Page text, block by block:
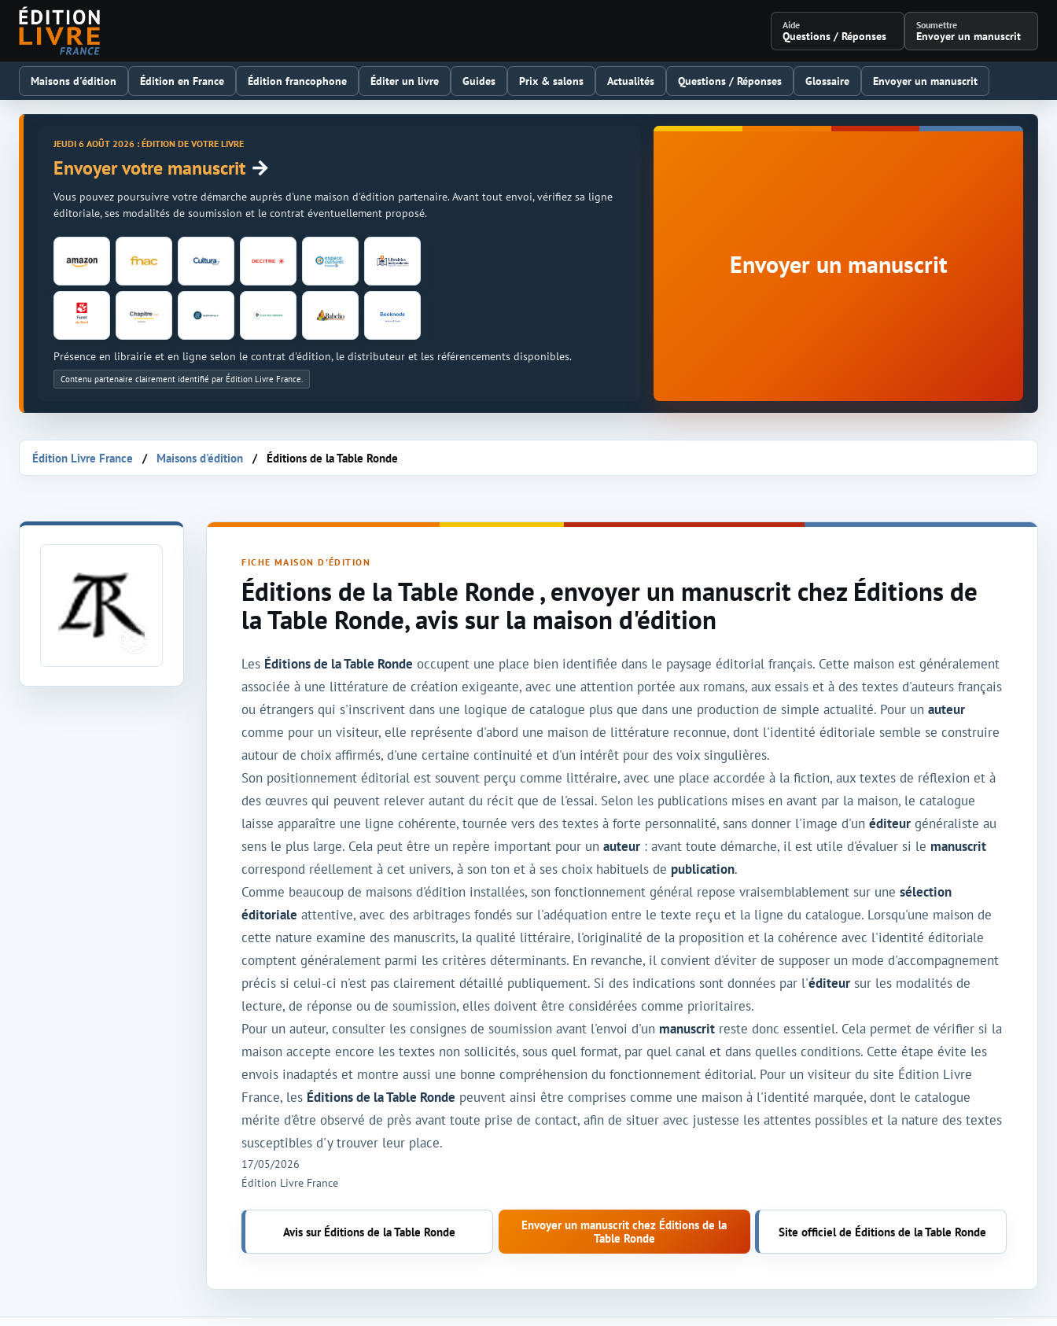
Aide
Questions / Réponses
Soumettre
Envoyer un manuscrit
Maisons d'édition Édition en France Édition francophone Éditer un livre Guides Prix & salons Actualités Questions / Réponses Glossaire Envoyer un manuscrit
JEUDI 6 AOÛT 2026 : ÉDITION DE VOTRE LIVRE
Envoyer votre manuscrit →
Vous pouvez poursuivre votre démarche auprès d'une maison d'édition partenaire. Avant tout envoi, vérifiez sa ligne
éditoriale, ses modalités de soumission et le contrat éventuellement proposé.
Présence en librairie et en ligne selon le contrat d'édition, le distributeur et les référencements disponibles.
Contenu partenaire clairement identifié par Édition Livre France.
Envoyer un manuscrit
Édition Livre France Maisons d'édition Éditions de la Table Ronde
Maison d'édition Éditions de la Table Ronde
FICHE MAISON D'ÉDITION
Éditions de la Table Ronde , envoyer un manuscrit chez Éditions de
la Table Ronde, avis sur la maison d'édition
Les Éditions de la Table Ronde occupent une place bien identifiée dans le paysage éditorial français. Cette maison est généralement
associée à une littérature de création exigeante, avec une attention portée aux romans, aux essais et à des textes d'auteurs français
ou étrangers qui s'inscrivent dans une logique de catalogue plus que dans une production de simple actualité. Pour unauteur
comme pour un visiteur, elle représente d'abord une maison de littérature reconnue, dont l'identité éditoriale semble se construire
autour de choix affirmés, d'une certaine continuité et d'un intérêt pour des voix singulières.
Son positionnement éditorial est souvent perçu comme littéraire, avec une place accordée à la fiction, aux textes de réflexion et à
des œuvres qui peuvent relever autant du récit que de l'essai. Selon les publications mises en avant par la maison, le catalogue
laisse apparaître une ligne cohérente, tournée vers des textes à forte personnalité, sans donner l'image d'unéditeur généraliste au
sens le plus large. Cela peut être un repère important pour unauteur : avant toute démarche, il est utile d'évaluer si le manuscrit
correspond réellement à cet univers, à son ton et à ses choix habituels de publication.
Comme beaucoup de maisons d'édition installées, son fonctionnement général repose vraisemblablement sur unesélection
éditoriale attentive, avec des arbitrages fondés sur l'adéquation entre le texte reçu et la ligne du catalogue. Lorsqu'une maison de
cette nature examine des manuscrits, la qualité littéraire, l'originalité de la proposition et la cohérence avec l'identité éditoriale
comptent généralement parmi les critères déterminants. En revanche, il convient d'éviter de supposer un mode d'accompagnement
précis si celui-ci n'est pas clairement détaillé publiquement. Si des indications sont données par l'éditeur sur les modalités de
lecture, de réponse ou de soumission, elles doivent être considérées comme prioritaires.
Pour un auteur, consulter les consignes de soumission avant l'envoi d'un manuscrit reste donc essentiel. Cela permet de vérifier si la
maison accepte encore les textes non sollicités, sous quel format, par quel canal et dans quelles conditions. Cette étape évite les
envois inadaptés et montre aussi une bonne compréhension du fonctionnement éditorial. Pour un visiteur du site Édition Livre
France, les Éditions de la Table Ronde peuvent ainsi être comprises comme une maison à l'identité marquée, dont le catalogue
mérite d'être observé de près avant toute prise de contact, afin de situer avec justesse les attentes possibles et la nature des textes
susceptibles d'y trouver leur place.
17/05/2026
Édition Livre France
Avis sur Éditions de la Table Ronde
Envoyer un manuscrit chez Éditions de la
Table Ronde
Site officiel de Éditions de la Table Ronde